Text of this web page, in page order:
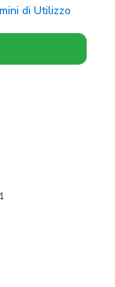
di Utilizzo